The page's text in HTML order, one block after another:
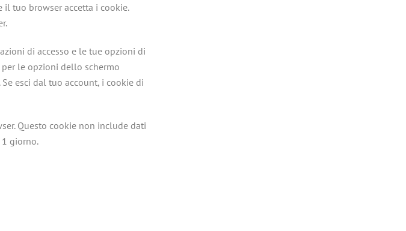
tuo browser accetta i cookie.
di accesso e le tue opzioni di
le opzioni dello schermo
esci dal tuo account, i cookie di
Questo cookie non include dati
1 giorno.